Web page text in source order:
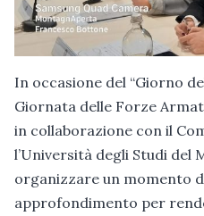
In occasione del “Giorno
Giornata delle Forze
in collaborazione con il
l’Università degli Studi del
organizzare un momento
approfondimento per